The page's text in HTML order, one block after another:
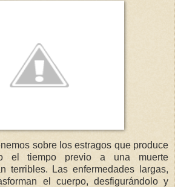
sobre los estragos que produce
el tiempo previo a una muerte
terribles. Las enfermedades largas,
el cuerpo, desfigurándolo y